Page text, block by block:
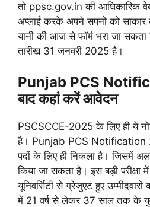
तो ppsc.gov.in की आधिकारिक
अप्लाई करके अपने सपनों को
यानी की आज से फॉर्म भरा जा
तारीख 31 जनवरी 2025 है।
Punjab PCS
बाद कहां करें आवेदन
PSCSCCE-2025 के लिए ही ये
है। Punjab PCS Notification
पदों के लिए ही निकला है। जिसमें
किया जा सकता है। इस बड़ी परीक्षा में
यूनिवर्सिटी से ग्रेजुएट हुए उम्मीदवारों
में 21 वर्ष से लेकर 37 साल तक के